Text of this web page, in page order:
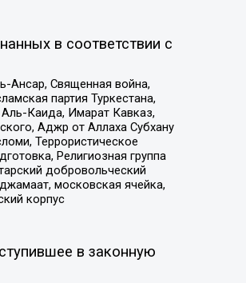
в соответствии с
Ансар, Священная война,
партия Туркестана,
Каида, Имарат Кавказ,
Аджр от Аллаха Субхану
Террористическое
Религиозная группа
добровольческий
московская ячейка,
корпус
в законную